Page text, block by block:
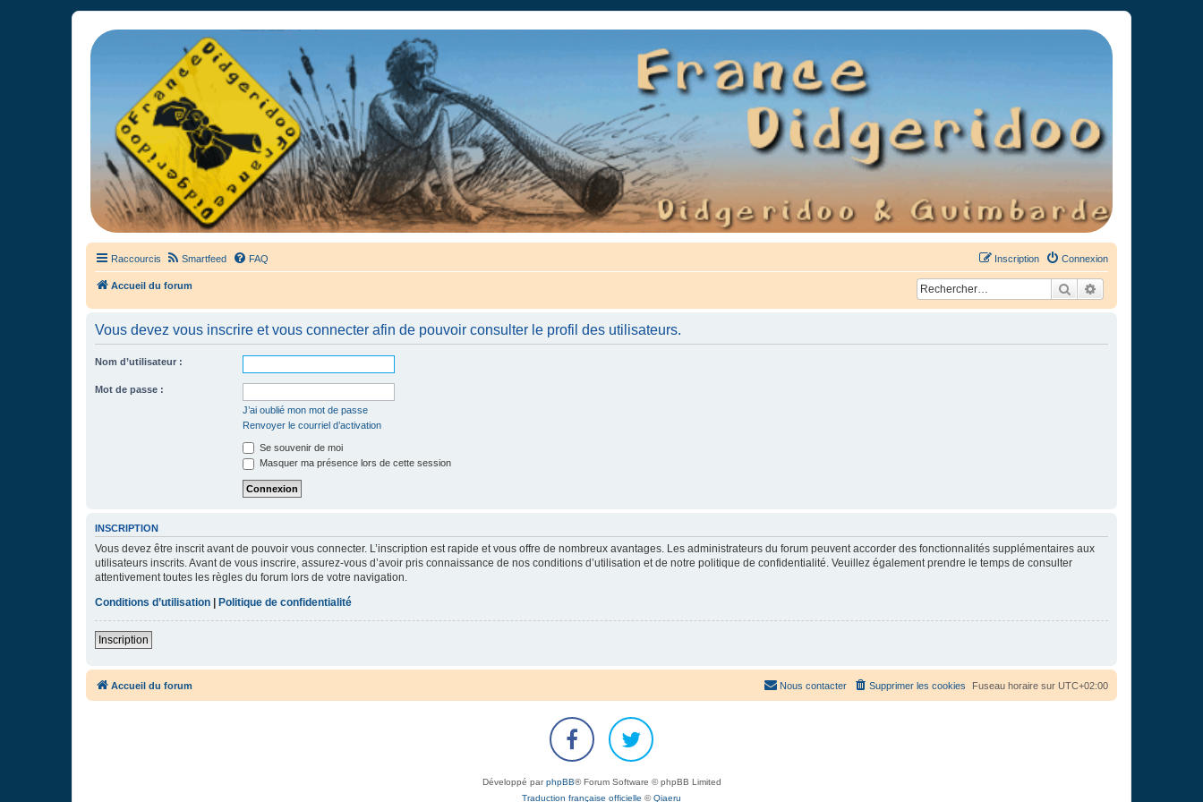
France Didgeridoo
Didgeridoo et Guimbarde sur France Didgeridoo - retrouvez la communauté.
Raccourcis Smartfeed FAQ Connexion
Inscription
Accueil du forum Rechercher
Vous devez vous inscrire et vous connecter afin de pouvoir consulter le profil des utilisateurs.
Nom d’utilisateur :
Mot de passe :
J’ai oublié mon mot de passe
Renvoyer le courriel d’activation
Se souvenir de moi
Masquer ma présence lors de cette session
INSCRIPTION
Vous devez être inscrit avant de pouvoir vous connecter. L’inscription est rapide et vous offre de nombreux avantages. Les administrateurs du forum peuvent accorder des fonctionnalités supplémentaires aux
utilisateurs inscrits. Avant de vous inscrire, assurez-vous d’avoir pris connaissance de nos conditions d’utilisation et de notre politique de confidentialité. Veuillez également prendre le temps de consulter
attentivement toutes les règles du forum lors de votre navigation.
Conditions d’utilisation
Politique de confidentialité
Inscription
Accueil du forum Fuseau horaire sur UTC+02:00
Supprimer les cookies
Nous contacter
Développé parphpBB® Forum Software © phpBB Limited
Traduction française officielle ©Qiaeru